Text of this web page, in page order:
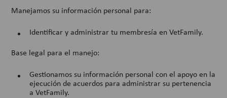
Manejamos su información personal para:
Identificar y administrar tu membresía en VetFamily.
Base legal para el manejo:
Gestionamos su información personal con el apoyo en la
ejecución de acuerdos para administrar su pertenencia
a VetFamily.